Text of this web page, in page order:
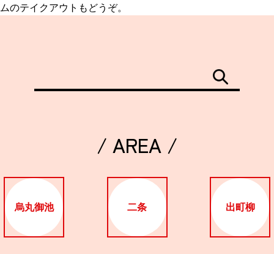
ムのテイクアウトもどうぞ。
/ AREA /
烏丸御池 二条 出町柳